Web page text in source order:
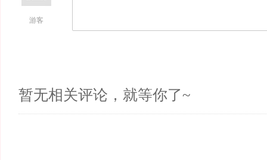
游客
暂无相关评论，就等你了~